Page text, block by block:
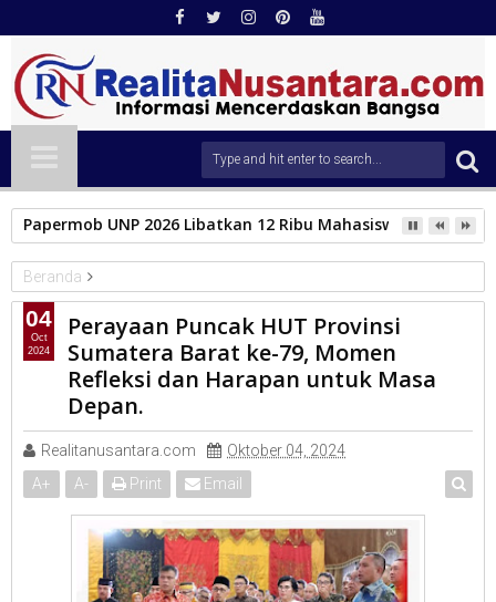
Papermob UNP 2026 Libatkan 12 Ribu Mahasiswa Baru,
Beranda
PARLEMEN
Perayaan Puncak HUT Provinsi Sumatera Barat ke-79, Momen
Refleksi dan Harapan untuk Masa Depan.
Perayaan Puncak HUT Provinsi
Sumatera Barat ke-79, Momen
Refleksi dan Harapan untuk Masa
Depan.
Realitanusantara.com
Oktober 04, 2024
A+ A- Print Email
04
Oct
2024